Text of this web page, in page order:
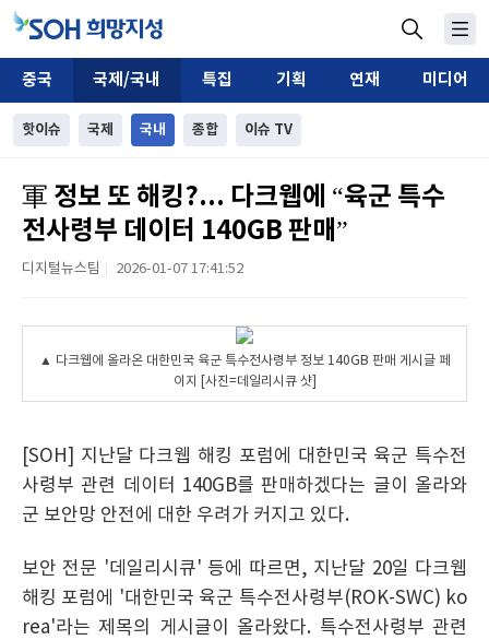
중국 국제/국내 특집 기획 연재 미디어
핫이슈 국제 국내 종합 이슈 TV
軍 정보 또 해킹?... 다크웹에 “육군 특수
전사령부 데이터 140GB 판매”
디지털뉴스팀 2026-01-07 17:41:52
▲ 다크웹에 올라온 대한민국 육군 특수전사령부 정보 140GB 판매 게시글 페
이지 [사진=데일리시큐 샷]
[SOH] 지난달 다크웹 해킹 포럼에 대한민국 육군 특수전
사령부 관련 데이터 140GB를 판매하겠다는 글이 올라와
군 보안망 안전에 대한 우려가 커지고 있다.
보안 전문 '데일리시큐' 등에 따르면, 지난달 20일 다크웹
해킹 포럼에 '대한민국 육군 특수전사령부(ROK-SWC) ko
rea'라는 제목의 게시글이 올라왔다. 특수전사령부 관련